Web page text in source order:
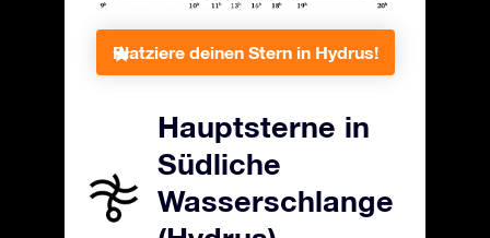
Platziere deinen Stern in Hydrus!
Hauptsterne in
Südliche
Wasserschlange